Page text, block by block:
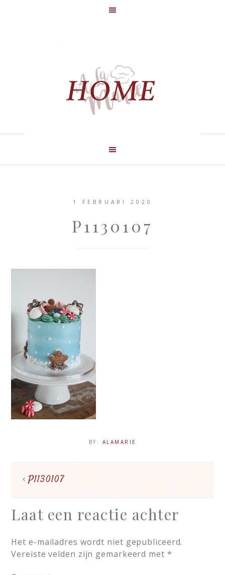
1 FEBRUARI 2020
P1130107
BY: ALAMARIE
P1130107
Laat een reactie achter
Het e-mailadres wordt niet gepubliceerd.
Vereiste velden zijn gemarkeerd met *